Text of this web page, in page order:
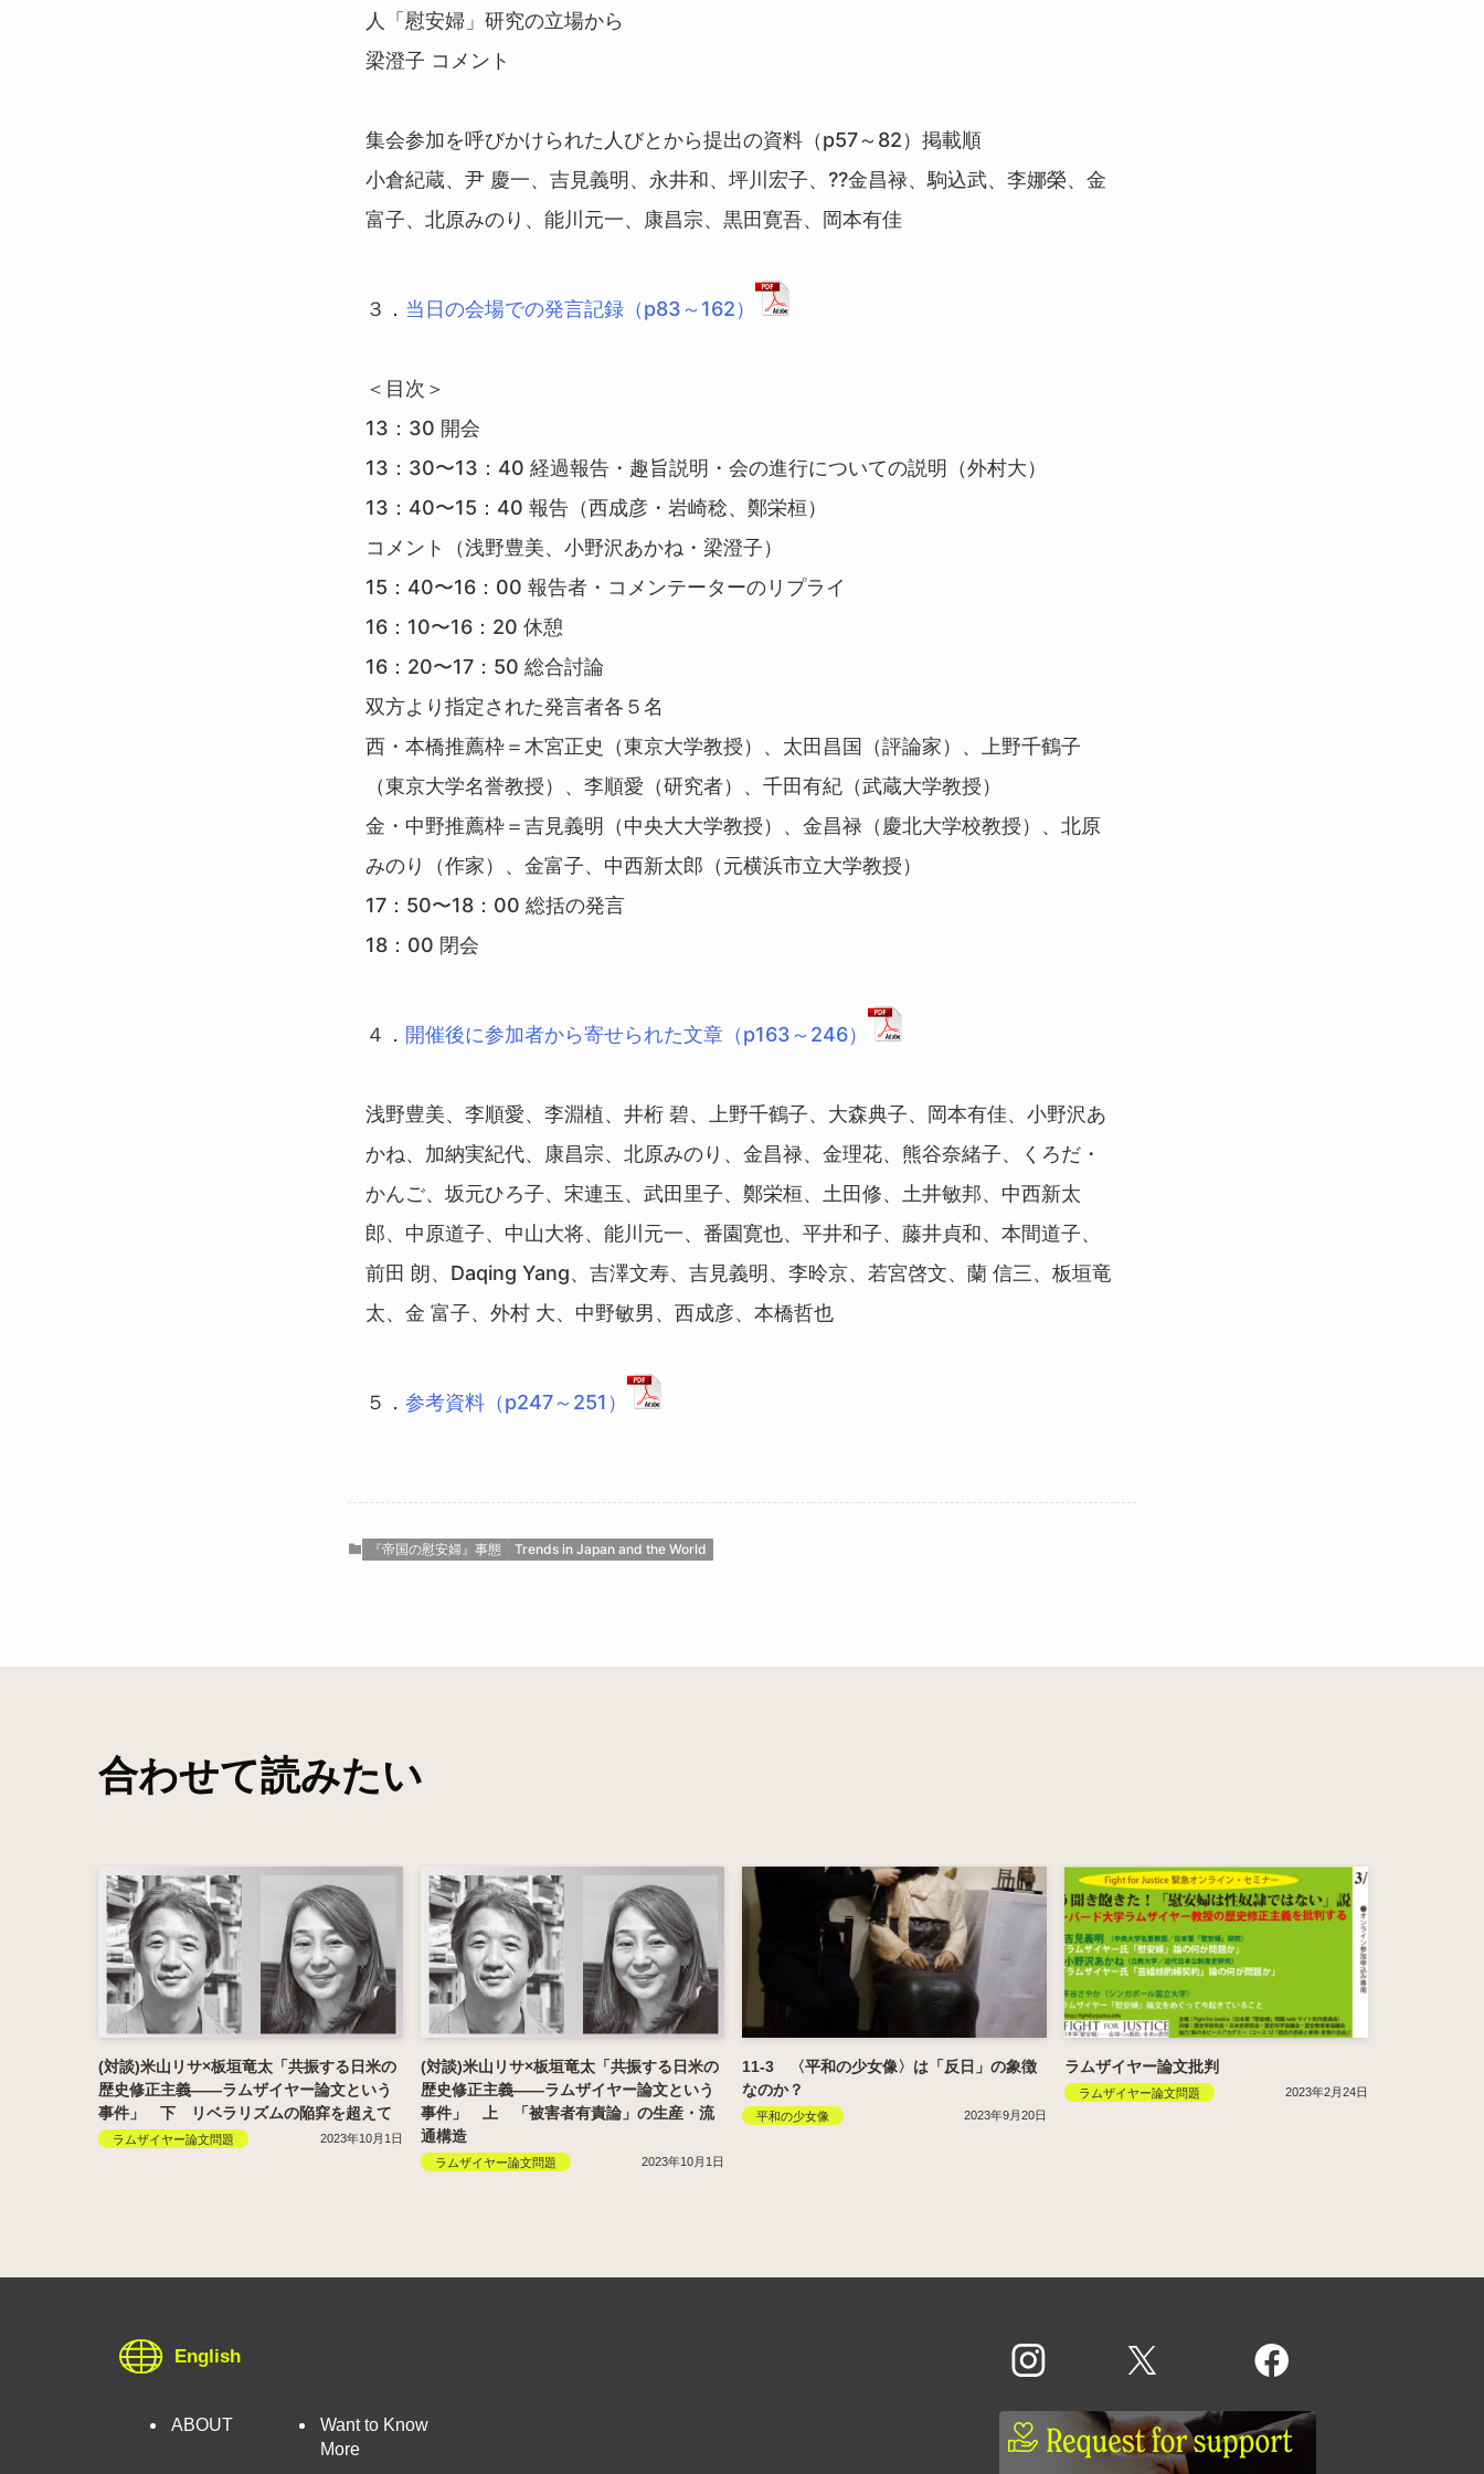
人「慰安婦」研究の立場から
梁澄子 コメント
集会参加を呼びかけられた人びとから提出の資料（p57～82）掲載順
小倉紀蔵、尹 慶一、吉見義明、永井和、坪川宏子、??金昌禄、駒込武、李娜榮、金
富子、北原みのり、能川元一、康昌宗、黒田寛吾、岡本有佳
３． 当日の会場での発言記録（p83～162）
＜目次＞
13：30 開会
13：30〜13：40 経過報告・趣旨説明・会の進行についての説明（外村大）
13：40〜15：40 報告（西成彦・岩崎稔、鄭栄桓）
コメント（浅野豊美、小野沢あかね・梁澄子）
15：40〜16：00 報告者・コメンテーターのリプライ
16：10〜16：20 休憩
16：20〜17：50 総合討論
双方より指定された発言者各５名
西・本橋推薦枠＝木宮正史（東京大学教授）、太田昌国（評論家）、上野千鶴子
（東京大学名誉教授）、李順愛（研究者）、千田有紀（武蔵大学教授）
金・中野推薦枠＝吉見義明（中央大大学教授）、金昌禄（慶北大学校教授）、北原
みのり（作家）、金富子、中西新太郎（元横浜市立大学教授）
17：50〜18：00 総括の発言
18：00 閉会
４． 開催後に参加者から寄せられた文章（p163～246）
浅野豊美、李順愛、李淵植、井桁 碧、上野千鶴子、大森典子、岡本有佳、小野沢あ
かね、加納実紀代、康昌宗、北原みのり、金昌禄、金理花、熊谷奈緒子、くろだ・
かんご、坂元ひろ子、宋連玉、武田里子、鄭栄桓、土田修、土井敏邦、中西新太
郎、中原道子、中山大将、能川元一、番園寛也、平井和子、藤井貞和、本間道子、
前田 朗、Daqing Yang、吉澤文寿、吉見義明、李昤京、若宮啓文、蘭 信三、板垣竜
太、金 富子、外村 大、中野敏男、西成彦、本橋哲也
５． 参考資料（p247～251）
『帝国の慰安婦』事態 Trends in Japan and the World
合わせて読みたい
(対談)米山リサ×板垣竜太「共振する日米の
歴史修正主義――ラムザイヤー論文という
事件」 下 リベラリズムの陥穽を超えて
ラムザイヤー論文問題 2023年10月1日
(対談)米山リサ×板垣竜太「共振する日米の
歴史修正主義――ラムザイヤー論文という
事件」 上 「被害者有責論」の生産・流
通構造
ラムザイヤー論文問題 2023年10月1日
11-3 〈平和の少女像〉は「反日」の象徴
なのか？
平和の少女像 2023年9月20日
ラムザイヤー論文批判
ラムザイヤー論文問題 2023年2月24日
English
ABOUT
Want to Know
More